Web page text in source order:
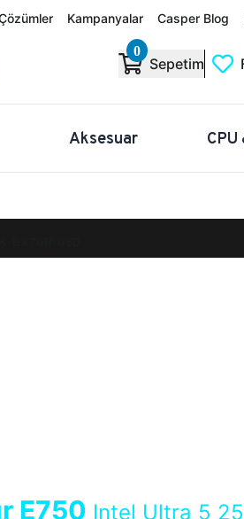
Kampanyalar Casper Blog
0
Sepetim
Aksesuar CPU
E750 Intel Ultra 5